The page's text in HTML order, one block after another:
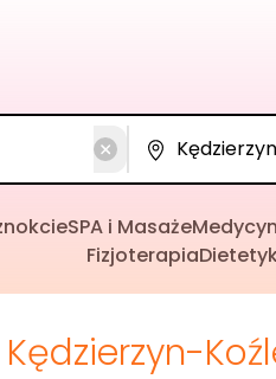
SPA i Masaże
Fizjoterapia
Kędzierzyn-